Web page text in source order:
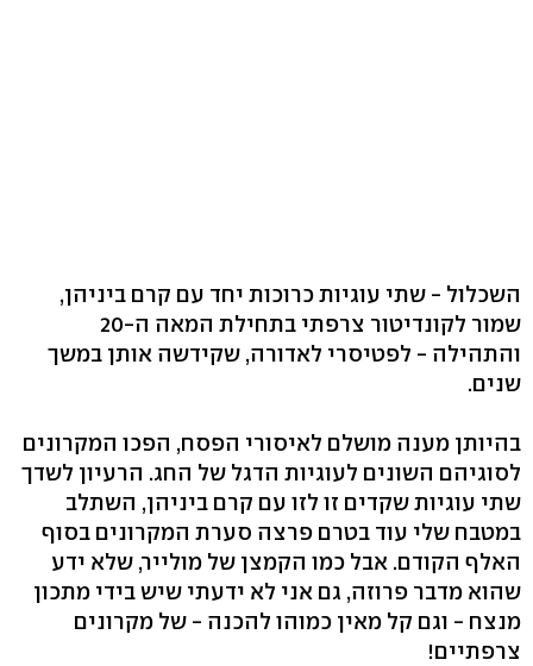
השכלול - שתי עוגיות כרוכות יחד עם קרם ביניהן,
שמור לקונדיטור צרפתי בתחילת המאה ה-20
והתהילה - לפטיסרי לאדורה, שקידשה אותן במשך
שנים.
בהיותן מענה מושלם לאיסורי הפסח, הפכו המקרונים
לסוגיהם השונים לעוגיות הדגל של החג. הרעיון לשדך
שתי עוגיות שקדים זו לזו עם קרם ביניהן, השתלב
במטבח שלי עוד בטרם פרצה סערת המקרונים בסוף
האלף הקודם. אבל כמו הקמצן של מולייר, שלא ידע
שהוא מדבר פרוזה, גם אני לא ידעתי שיש בידי מתכון
מנצח - וגם קל מאין כמוהו להכנה - של מקרונים
צרפתיים!